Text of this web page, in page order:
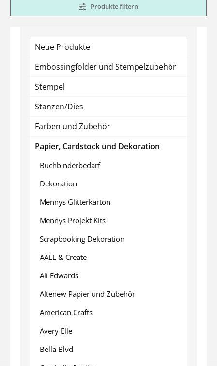
Produkte filtern
Neue Produkte
Embossingfolder und Stempelzubehör
Stempel
Stanzen/Dies
Farben und Zubehör
Papier, Cardstock und Dekoration
Buchbinderbedarf
Dekoration
Mennys Glitterkarton
Mennys Projekt Kits
Scrapbooking Dekoration
AALL & Create
Ali Edwards
Altenew Papier und Zubehör
American Crafts
Avery Elle
Bella Blvd